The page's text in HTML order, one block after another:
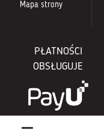
Mapa strony
PŁATNOŚCI
OBSŁUGUJE